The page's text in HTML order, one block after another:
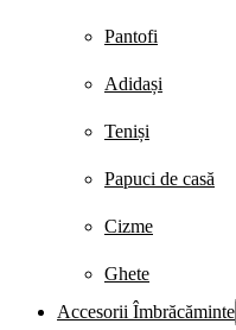
Pantofi
Adidași
Teniși
Papuci de casă
Cizme
Ghete
Accesorii Îmbrăcăminte